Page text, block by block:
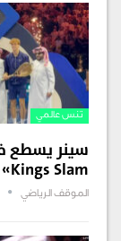
تنس عالمي
Kings Slam»
الموقف الرياضي